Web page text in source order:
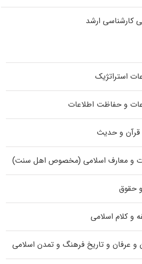
کارشناسی ارشد
استراتژیک
و حفاظت اطلاعات
قرآن و حدیث
و معارف اسلامی (مخصوص اهل سنت)
حقوق
و کلام اسلامی
و عرفان و تاریخ فرهنگ و تمدن اسلامی